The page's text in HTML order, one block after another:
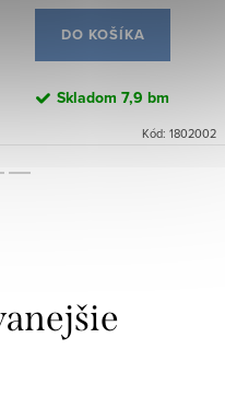
DO KOŠÍKA
Skladom 7,9 bm
Kód: 1802002